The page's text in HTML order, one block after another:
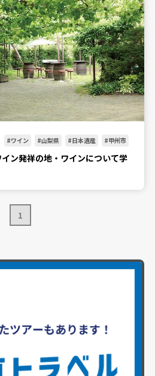
ワイン 山梨県 日本遺産 甲州市
イン発祥の地・ワインについて学
1